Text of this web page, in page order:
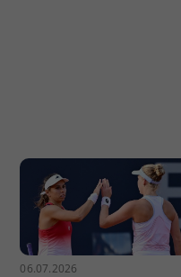
06.07.2026